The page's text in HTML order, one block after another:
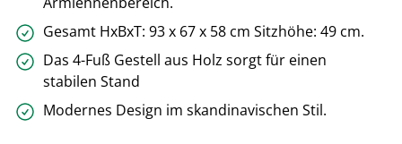
Gesamt HxBxT: 93 x 67 x 58 cm Sitzhöhe: 49 cm.
Das 4-Fuß Gestell aus Holz sorgt für einen
stabilen Stand
Modernes Design im skandinavischen Stil.